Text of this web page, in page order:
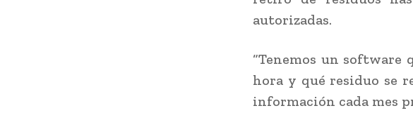
autorizadas.
“Tenemos un software
hora y qué residuo se
información cada mes